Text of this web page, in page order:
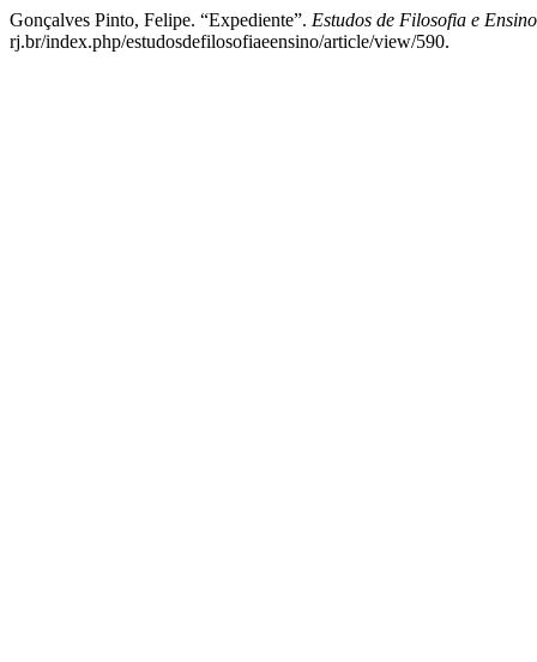
Gonçalves Pinto, Felipe. “Expediente”. Estudos de Filosofia e Ensino
rj.br/index.php/estudosdefilosofiaeensino/article/view/590.